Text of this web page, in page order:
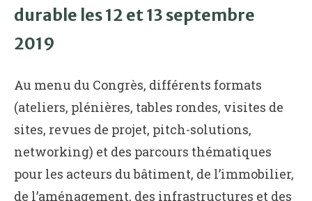
durable les 12 et 13 septembre
2019
Au menu du Congrès, différents formats
(ateliers, plénières, tables rondes, visites de
sites, revues de projet, pitch-solutions,
networking) et des parcours thématiques
pour les acteurs du bâtiment, de l’immobilier,
de l’aménagement, des infrastructures et des